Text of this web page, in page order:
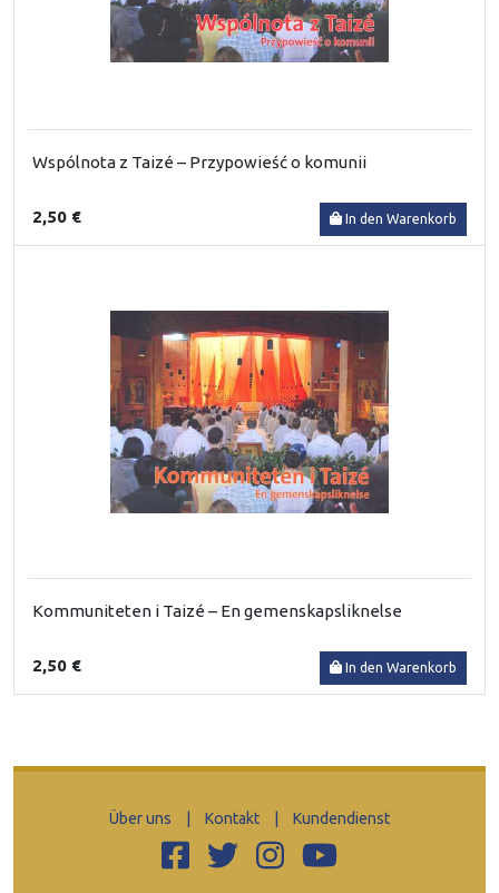
Wspólnota z Taizé – Przypowieść o komunii
2,50 € In den Warenkorb
Kommuniteten i Taizé – En gemenskapsliknelse
2,50 € In den Warenkorb
Über uns Kontakt Kundendienst